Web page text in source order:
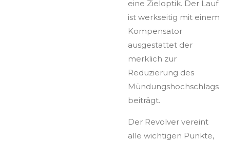
eine Zieloptik. Der Lauf
ist werkseitig mit einem
Kompensator
ausgestattet der
merklich zur
Reduzierung des
Mündungshochschlags
beiträgt.
Der Revolver vereint
alle wichtigen Punkte,